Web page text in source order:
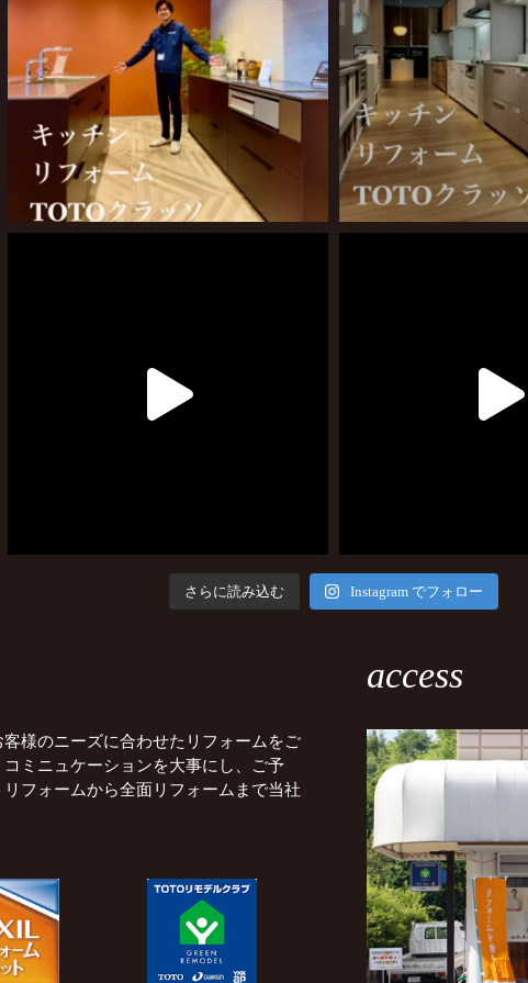
さらに読み込む Instagram でフォロー
様のニーズに合わせたリフォームをご
ミニュケーションを大事にし、ご予
フォームから全面リフォームまで当社
access